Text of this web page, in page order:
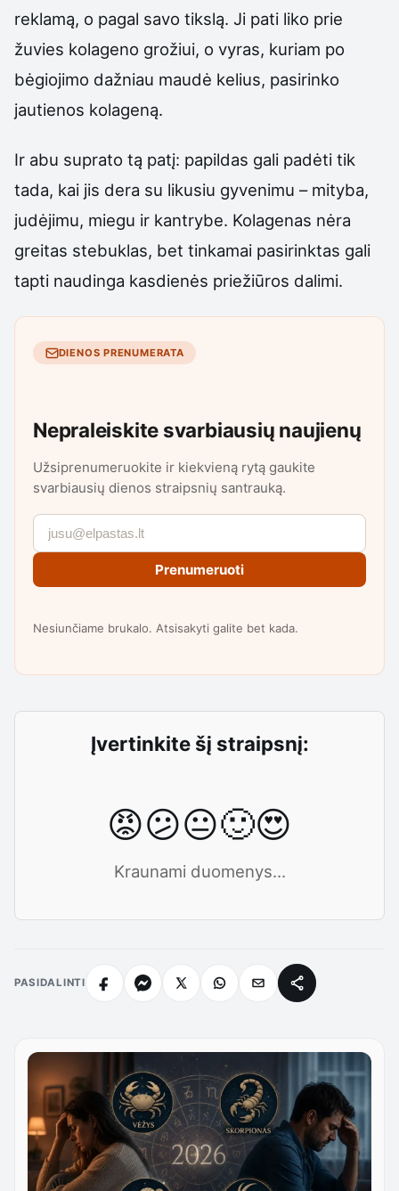
reklamą, o pagal savo tikslą. Ji pati liko prie
žuvies kolageno grožiui, o vyras, kuriam po
bėgiojimo dažniau maudė kelius, pasirinko
jautienos kolageną.
Ir abu suprato tą patį: papildas gali padėti tik
tada, kai jis dera su likusiu gyvenimu – mityba,
judėjimu, miegu ir kantrybe. Kolagenas nėra
greitas stebuklas, bet tinkamai pasirinktas gali
tapti naudinga kasdienės priežiūros dalimi.
DIENOS PRENUMERATA
Nepraleiskite svarbiausių naujienų
Užsiprenumeruokite ir kiekvieną rytą gaukite
svarbiausių dienos straipsnių santrauką.
Prenumeruoti
Nesiunčiame brukalo. Atsisakyti galite bet kada.
Įvertinkite šį straipsnį:
😡😕😐🙂😍
Kraunami duomenys...
PASIDALINTI